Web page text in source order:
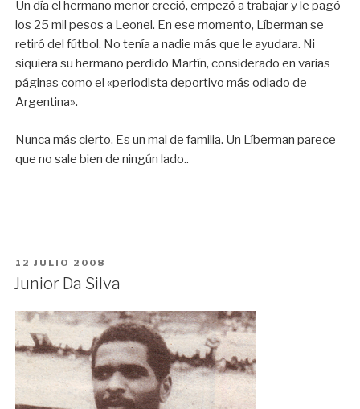
Un día el hermano menor creció, empezó a trabajar y le pagó
los 25 mil pesos a Leonel. En ese momento, Líberman se
retiró del fútbol. No tenía a nadie más que le ayudara. Ni
siquiera su hermano perdido Martín, considerado en varias
páginas como el «periodista deportivo más odiado de
Argentina».
Nunca más cierto. Es un mal de familia. Un Líberman parece
que no sale bien de ningún lado..
PUBLICADO
EN
12 JULIO 2008
Junior Da Silva